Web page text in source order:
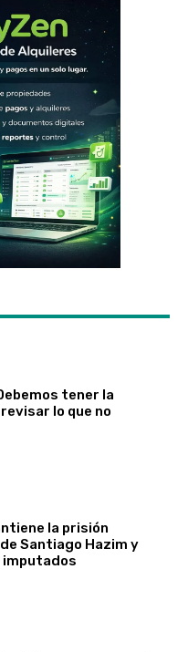
tener la
lo que no
la prisión
Santiago Hazim y